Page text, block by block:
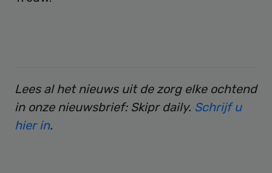
Lees al het nieuws uit de zorg elke ochtend
in onze nieuwsbrief: Skipr daily. Schrijf u
hier in.